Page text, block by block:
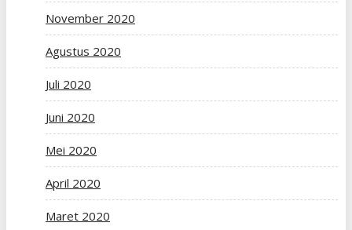
November 2020
Agustus 2020
Juli 2020
Juni 2020
Mei 2020
April 2020
Maret 2020